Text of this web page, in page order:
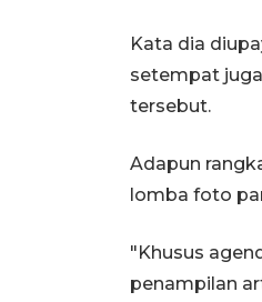
Kata dia
setempat
tersebut.
Adapun
lomba foto
"Khusus
penampilan